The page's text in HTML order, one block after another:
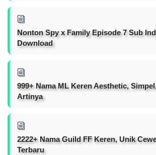
Nonton Spy x Family Episode 7 Sub
Download
999+ Nama ML Keren Aesthetic,
Artinya
2222+ Nama Guild FF Keren, Unik
Terbaru